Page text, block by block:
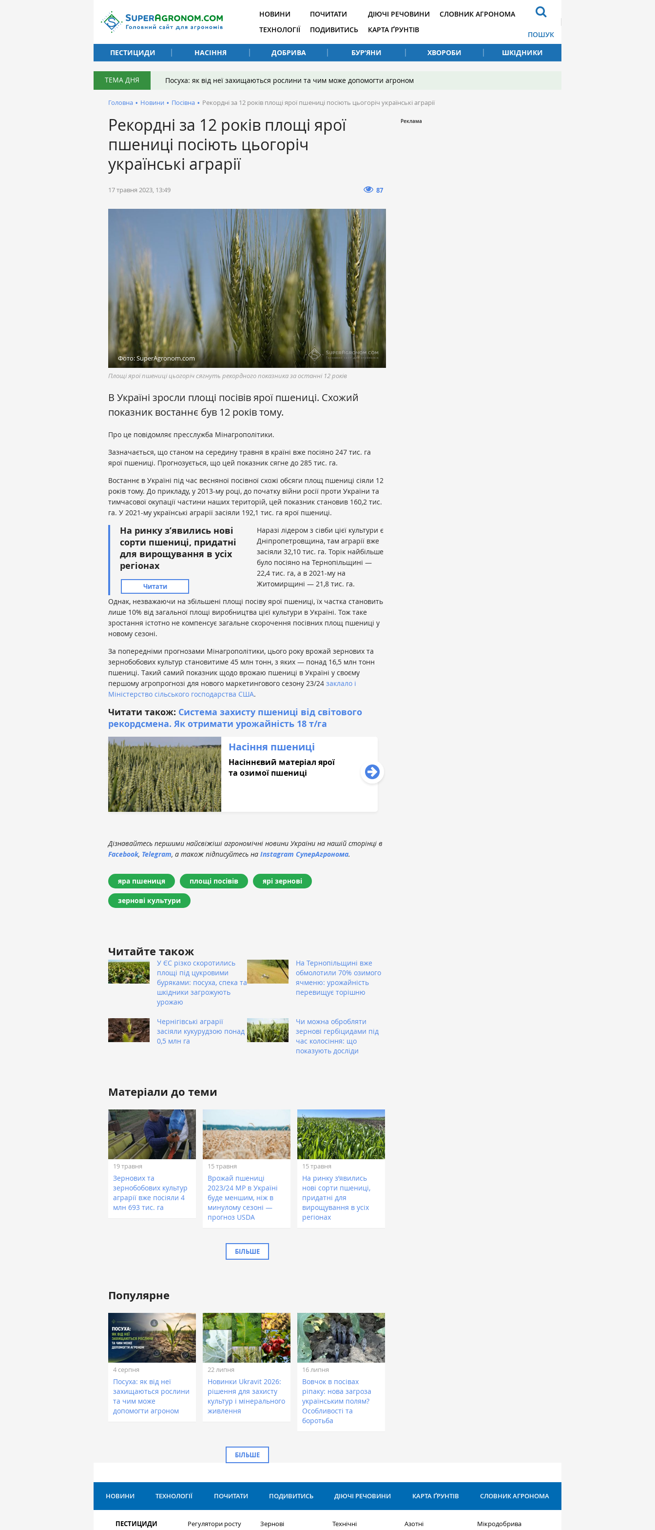
НОВИНИ
ТЕХНОЛОГІЇ
ПОЧИТАТИ
ПОДИВИТИСЬ
ДІЮЧІ РЕЧОВИНИ
КАРТА ҐРУНТІВ
СЛОВНИК АГРОНОМА
ПОШУК
ПЕСТИЦИДИ
НАСІННЯ ДОБРИВА БУР’ЯНИ ХВОРОБИ ШКІДНИКИ
ТЕМА ДНЯ Посуха: як від неї захищаються рослини та чим може допомогти агроном
Головна • Новини • Посівна • Рекордні за 12 років площі ярої пшениці посіють цьогоріч українські аграрії
Рекордні за 12 років площі ярої
пшениці посіють цьогоріч
українські аграрії
17 травня 2023, 13:49 87
Фото: SuperAgronom.com
Площі ярої пшениці цьогоріч сягнуть рекордного показника за останні 12 років
В Україні зросли площі посівів ярої пшениці. Схожий
показник востаннє був 12 років тому.
Про це повідомляє пресслужба Мінагрополітики.
Зазначається, що станом на середину травня в країні вже посіяно 247 тис. га
ярої пшениці. Прогнозується, що цей показник сягне до 285 тис. га.
Востаннє в Україні під час весняної посівної схожі обсяги площ пшениці сіяли 12
років тому. До прикладу, у 2013-му році, до початку війни росії проти України та
тимчасової окупації частини наших територій, цей показник становив 160,2 тис.
га. У 2021-му українські аграрії засіяли 192,1 тис. га ярої пшениці.
На ринку з’явились нові
сорти пшениці, придатні
для вирощування в усіх
регіонах
Читати
Наразі лідером з сівби цієї культури є
Дніпропетровщина, там аграрії вже
засіяли 32,10 тис. га. Торік найбільше
було посіяно на Тернопільщині —
22,4 тис. га, а в 2021-му на
Житомирщині — 21,8 тис. га.
Однак, незважаючи на збільшені площі посіву ярої пшениці, їх частка становить
лише 10% від загальної площі виробництва цієї культури в Україні. Тож таке
зростання істотно не компенсує загальне скорочення посівних площ пшениці у
новому сезоні.
За попередніми прогнозами Мінагрополітики, цього року врожай зернових та
зернобобових культур становитиме 45 млн тонн, з яких — понад 16,5 млн тонн
пшениці. Такий самий показник щодо врожаю пшениці в Україні у своєму
першому агропрогнозі для нового маркетингового сезону 23/24 заклало і
Міністерство сільського господарства США.
Читати також: Система захисту пшениці від світового
рекордсмена. Як отримати урожайність 18 т/га
Насіння пшениці
Насіннєвий матеріал ярої
та озимої пшениці
Дізнавайтесь першими найсвіжіші агрономічні новини України на нашій сторінці в
Facebook, Telegram, а також підписуйтесь на Instagram СуперАгронома.
яра пшениця площі посівів ярі зернові
зернові культури
Читайте також
У ЄС різко скоротились
площі під цукровими
буряками: посуха, спека та
шкідники загрожують
урожаю
На Тернопільщині вже
обмолотили 70% озимого
ячменю: урожайність
перевищує торішню
Чернігівські аграрії
засіяли кукурудзою понад
0,5 млн га
Чи можна обробляти
зернові гербіцидами під
час колосіння: що
показують досліди
Матеріали до теми
19 травня
Зернових та
зернобобових культур
аграрії вже посіяли 4
млн 693 тис. га
15 травня
Врожай пшениці
2023/24 МР в Україні
буде меншим, ніж в
минулому сезоні —
прогноз USDA
15 травня
На ринку з’явились
нові сорти пшениці,
придатні для
вирощування в усіх
регіонах
БІЛЬШЕ
Популярне
4 серпня
Посуха: як від неї
захищаються рослини
та чим може
допомогти агроном
22 липня
Новинки Ukravit 2026:
рішення для захисту
культур і мінерального
живлення
16 липня
Вовчок в посівах
ріпаку: нова загроза
українським полям?
Особливості та
боротьба
БІЛЬШЕ
НОВИНИ ТЕХНОЛОГІЇ ПОЧИТАТИ ПОДИВИТИСЬ ДІЮЧІ РЕЧОВИНИ КАРТА ҐРУНТІВ СЛОВНИК АГРОНОМА
ПЕСТИЦИДИ Регулятори росту Зернові Технічні Азотні Мікродобрива